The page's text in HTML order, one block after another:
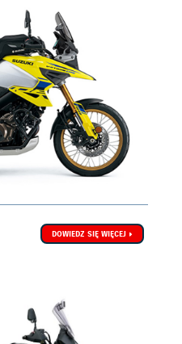
DOWIEDZ SIĘ WIĘCEJ